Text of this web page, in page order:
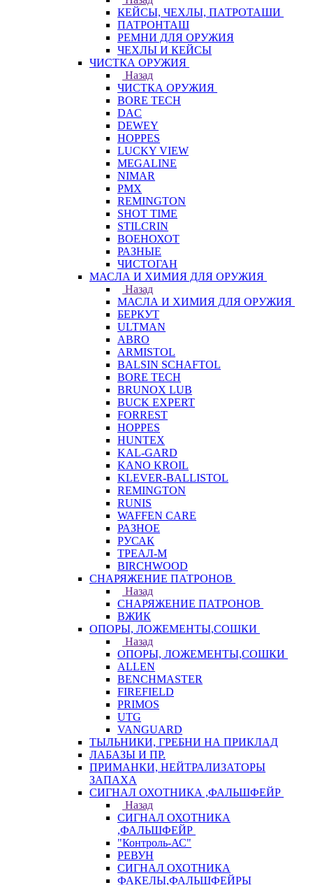
КЕЙСЫ, ЧЕХЛЫ, ПАТРОТАШИ
ПАТРОНТАШ
РЕМНИ ДЛЯ ОРУЖИЯ
ЧЕХЛЫ И КЕЙСЫ
ЧИСТКА ОРУЖИЯ
Назад
ЧИСТКА ОРУЖИЯ
BORE TECH
DAC
DEWEY
HOPPES
LUCKY VIEW
MEGALINE
NIMAR
PMX
REMINGTON
SHOT TIME
STILCRIN
ВОЕНОХОТ
РАЗНЫЕ
ЧИСТОГАН
МАСЛА И ХИМИЯ ДЛЯ ОРУЖИЯ
Назад
МАСЛА И ХИМИЯ ДЛЯ ОРУЖИЯ
БЕРКУТ
ULTMAN
ABRO
ARMISTOL
BALSIN SCHAFTOL
BORE TECH
BRUNOX LUB
BUCK EXPERT
FORREST
HOPPES
HUNTEX
KAL-GARD
KANO KROIL
KLEVER-BALLISTOL
REMINGTON
RUNIS
WAFFEN CARE
РАЗНОЕ
РУСАК
ТРЕАЛ-М
BIRCHWOOD
СНАРЯЖЕНИЕ ПАТРОНОВ
Назад
СНАРЯЖЕНИЕ ПАТРОНОВ
ВЖИК
ОПОРЫ, ЛОЖЕМЕНТЫ,СОШКИ
Назад
ОПОРЫ, ЛОЖЕМЕНТЫ,СОШКИ
ALLEN
BENCHMASTER
FIREFIELD
PRIMOS
UTG
VANGUARD
ТЫЛЬНИКИ, ГРЕБНИ НА ПРИКЛАД
ЛАБАЗЫ И ПР.
ПРИМАНКИ, НЕЙТРАЛИЗАТОРЫ
ЗАПАХА
СИГНАЛ ОХОТНИКА ,ФАЛЬШФЕЙР
Назад
СИГНАЛ ОХОТНИКА
,ФАЛЬШФЕЙР
"Контроль-АС"
РЕВУН
СИГНАЛ ОХОТНИКА
ФАКЕЛЫ,ФАЛЬШФЕЙРЫ